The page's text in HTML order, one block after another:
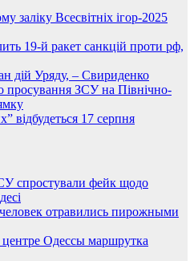
заліку Всесвітніх ігор-2025
19-й ракет санкцій проти рф,
дій Уряду, – Свириденко
просування ЗСУ на Північно-
відбудеться 17 серпня
спростували фейк щодо
отравились пирожными
Одессы маршрутка